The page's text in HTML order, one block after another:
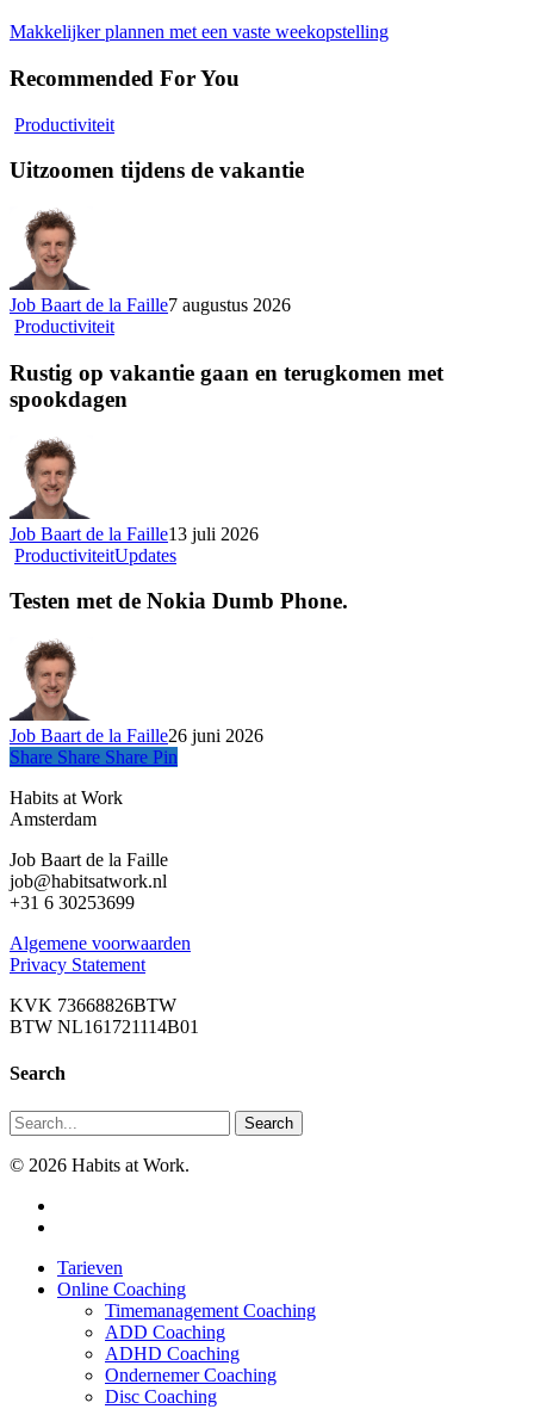
Makkelijker plannen met een vaste weekopstelling
Recommended For You
ProductiviteitUitzoomen
de
vakantie
Uitzoomen tijdens de vakantie
Job Baart de la Faille7 augustus 2026
ProductiviteitRustig
vakantie
en
Rustig op vakantie gaan en terugkomen met
spookdagen
Job Baart de la Faille13 juli 2026
ProductiviteitUpdatesTesten
de
Testen met de Nokia Dumb Phone.
Job Baart de la Faille26 juni 2026
Share
Share Share Share Pin
Habits at Work
Amsterdam
Job Baart de la Faille
job@habitsatwork.nl
+31 6 30253699
Algemene voorwaarden
Privacy Statement
KVK 73668826BTW
BTW NL161721114B01
Search
Search
© 2026 Habits at Work.
Close
Menu
Tarieven
Online Coaching
Timemanagement Coaching
ADD Coaching
ADHD Coaching
Ondernemer Coaching
Disc Coaching